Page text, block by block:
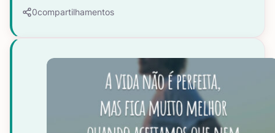
0compartilhamentos